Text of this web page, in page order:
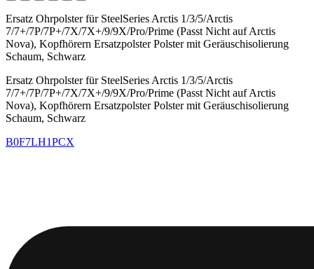
Ersatz Ohrpolster für SteelSeries Arctis 1/3/5/Arctis
7/7+/7P/7P+/7X/7X+/9/9X/Pro/Prime (Passt Nicht auf Arctis
Nova), Kopfhörern Ersatzpolster Polster mit Geräuschisolierung
Schaum, Schwarz
Ersatz Ohrpolster für SteelSeries Arctis 1/3/5/Arctis
7/7+/7P/7P+/7X/7X+/9/9X/Pro/Prime (Passt Nicht auf Arctis
Nova), Kopfhörern Ersatzpolster Polster mit Geräuschisolierung
Schaum, Schwarz
B0F7LH1PCX